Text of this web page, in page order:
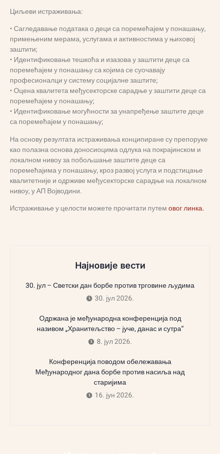
Циљеви истраживања:
• Сагледавање података о деци са поремећајем у понашању,
примењеним мерама, услугама и активностима у њиховој
заштити;
• Идентификовање тешкоћа и изазова у заштити деце са
поремећајем у понашању са којима се суочавају
професионалци у систему социјалне заштите;
• Оцена квалитета међусекторске сарадње у заштити деце са
поремећајем у понашању;
• Идентификовање могућности за унапређење заштите деце
са поремећајем у понашању;
На основу резултата истраживања конципиране су препоруке
као полазна основа доносиоцима одлука на покрајинском и
локалном нивоу за побољшање заштите деце са
поремећајима у понашању, кроз развој услуга и подстицање
квалитетније и одрживе међусекторске сарадње на локалном
нивоу, у АП Војводини.
Истраживање у целости можете прочитати путемовог линка.
Најновије вести
30. јул – Светски дан борбе против трговине људима
30. јул 2026.
Одржана је међународна конференција под
називом „Хранитељство – јуче, данас и сутра“
8. јул 2026.
Конференција поводом обележавања
Међународног дана борбе против насиља над
старијима
16. јун 2026.